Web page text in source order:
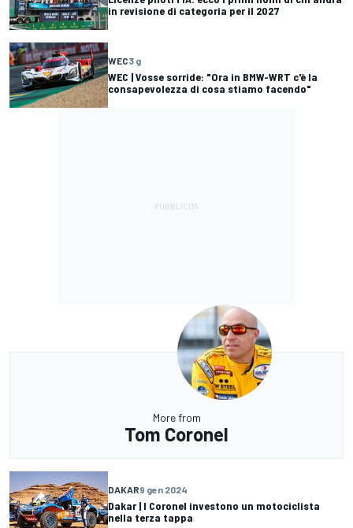
in revisione di categoria per il 2027
WEC3 g
WEC | Vosse sorride: "Ora in BMW-WRT c'è la
consapevolezza di cosa stiamo facendo"
More from
Tom Coronel
DAKAR9 gen 2024
Dakar | I Coronel investono un motociclista
nella terza tappa